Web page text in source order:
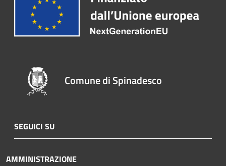
Comune di Spinadesco
SEGUICI SU
AMMINISTRAZIONE